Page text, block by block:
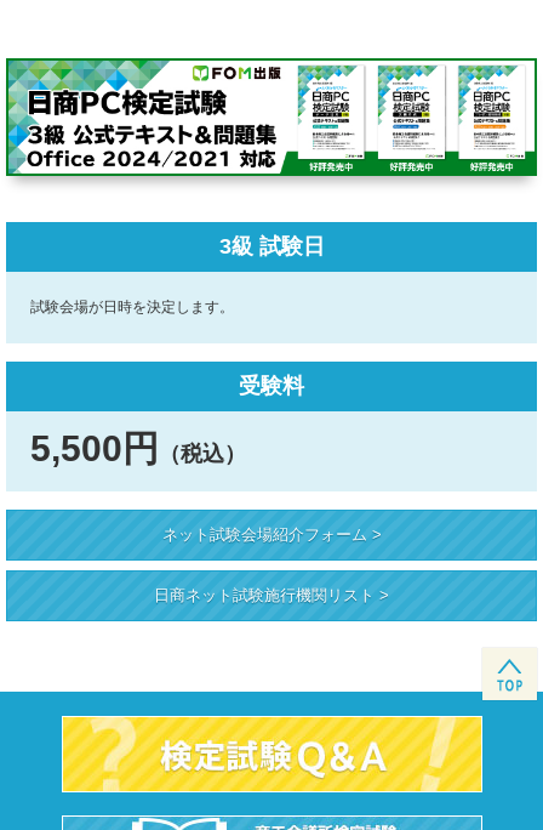
3級 試験日
試験会場が日時を決定します。
受験料
5,500円 （税込）
ネット試験会場紹介フォーム >
日商ネット試験施行機関リスト >